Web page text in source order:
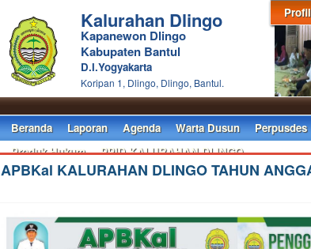
Profil
Kalurahan Dlingo
Kapanewon Dlingo
Kabupaten Bantul
D.I.Yogyakarta
Koripan 1, Dlingo, Dlingo, Bantul.
Beranda Laporan Agenda Warta Dusun Perpusdes
Produk Hukum
PPID KALURAHAN DLINGO
APBKal KALURAHAN DLINGO TAHUN